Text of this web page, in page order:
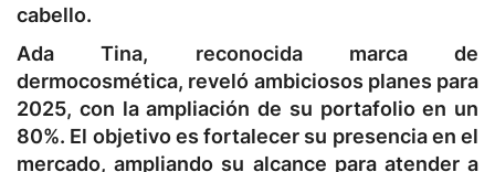
cabello.
Ada Tina, reconocida marca de
dermocosmética, reveló ambiciosos planes para
2025, con la ampliación de su portafolio en un
80%. El objetivo es fortalecer su presencia en el
mercado, ampliando su alcance para atender a